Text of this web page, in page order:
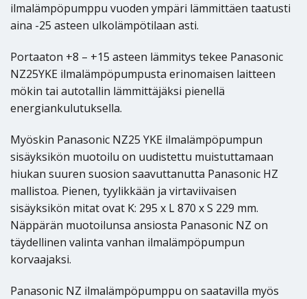
ilmalämpöpumppu vuoden ympäri lämmittäen taatusti
aina -25 asteen ulkolämpötilaan asti.
Portaaton +8 – +15 asteen lämmitys tekee Panasonic
NZ25YKE ilmalämpöpumpusta erinomaisen laitteen
mökin tai autotallin lämmittäjäksi pienellä
energiankulutuksella.
Myöskin Panasonic NZ25 YKE ilmalämpöpumpun
sisäyksikön muotoilu on uudistettu muistuttamaan
hiukan suuren suosion saavuttanutta Panasonic HZ
mallistoa. Pienen, tyylikkään ja virtaviivaisen
sisäyksikön mitat ovat K: 295 x L 870 x S 229 mm.
Näppärän muotoilunsa ansiosta Panasonic NZ on
täydellinen valinta vanhan ilmalämpöpumpun
korvaajaksi.
Panasonic NZ ilmalämpöpumppu on saatavilla myös